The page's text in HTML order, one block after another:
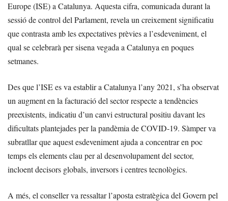
Europe (ISE) a Catalunya. Aquesta cifra, comunicada durant la
sessió de control del Parlament, revela un creixement significatiu
que contrasta amb les expectatives prèvies a l’esdeveniment, el
qual se celebrarà per sisena vegada a Catalunya en poques
setmanes.
Des que l’ISE es va establir a Catalunya l’any 2021, s’ha observat
un augment en la facturació del sector respecte a tendències
preexistents, indicatiu d’un canvi estructural positiu davant les
dificultats plantejades per la pandèmia de COVID-19. Sàmper va
subratllar que aquest esdeveniment ajuda a concentrar en poc
temps els elements clau per al desenvolupament del sector,
incloent decisors globals, inversors i centres tecnològics.
A més, el conseller va ressaltar l’aposta estratègica del Govern pel